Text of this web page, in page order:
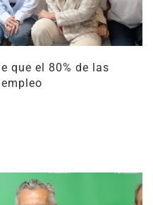
que el 80% de las